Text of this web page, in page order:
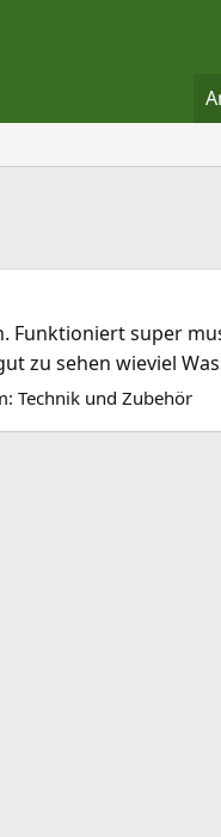
Funktioniert super
zu sehen wieviel
Technik und Zubehör